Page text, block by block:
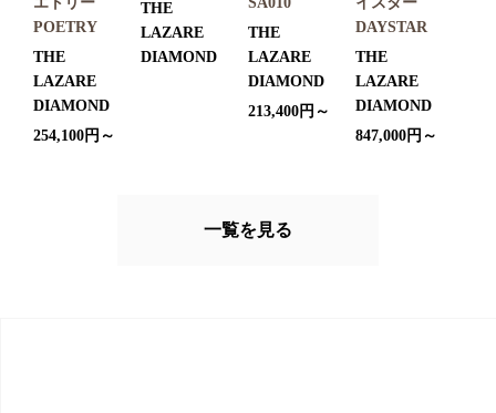
POETRY
THE
LAZARE
DIAMOND
254,100円～
THE
LAZARE
DIAMOND
THE
LAZARE
DIAMOND
213,400円～
DAYSTAR
THE
LAZARE
DIAMOND
847,000円～
一覧を見る